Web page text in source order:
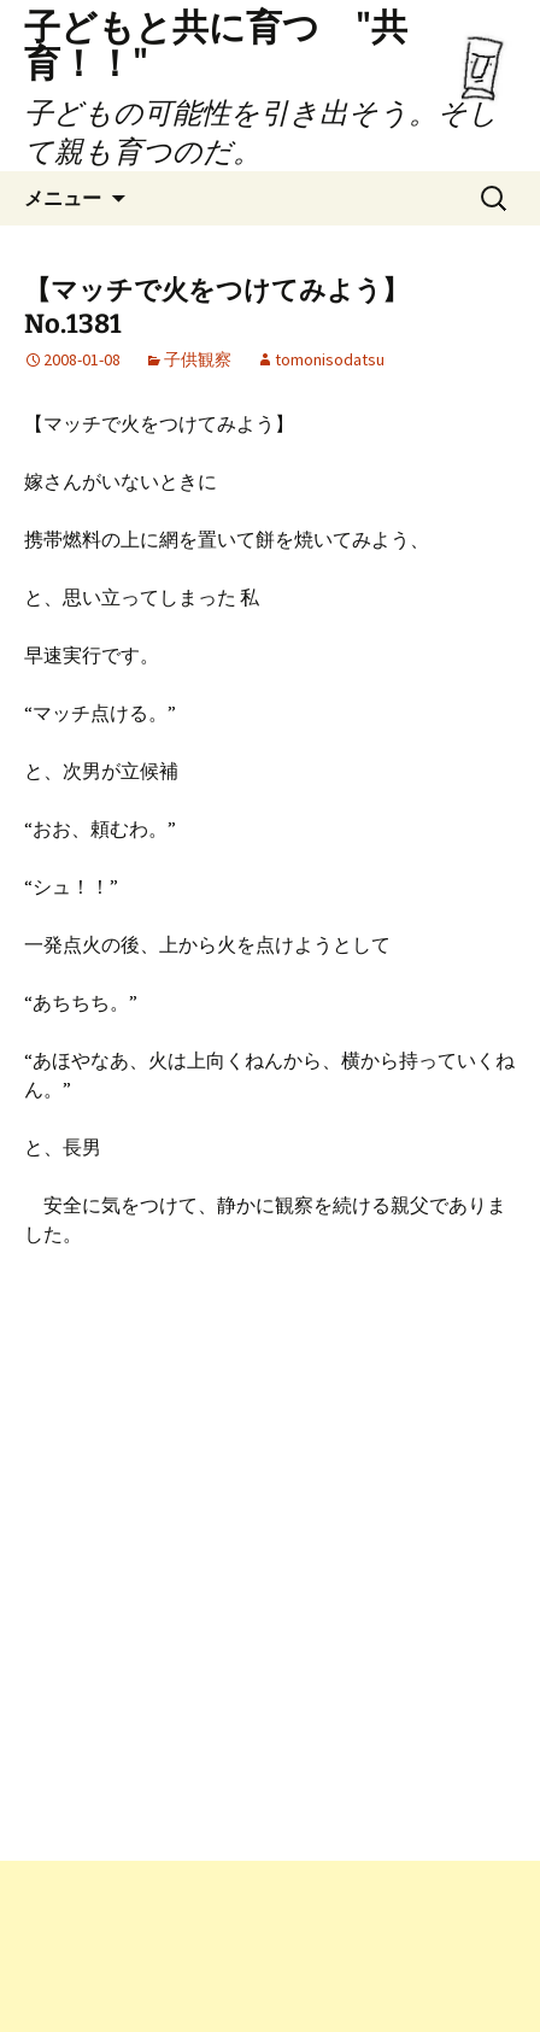
子どもと共に育つ "共
育！！"
子どもの可能性を引き出そう。そし
て親も育つのだ。
メニュー
ッ
検
索:
【マッチで火をつけてみよう】
No.1381
2008-01-08 子供観察 tomonisodatsu
【マッチで火をつけてみよう】
嫁さんがいないときに
携帯燃料の上に網を置いて餅を焼いてみよう、
と、思い立ってしまった 私
早速実行です。
“マッチ点ける。”
と、次男が立候補
“おお、頼むわ。”
“シュ！！”
一発点火の後、上から火を点けようとして
“あちちち。”
“あほやなあ、火は上向くねんから、横から持っていくね
ん。”
と、長男
安全に気をつけて、静かに観察を続ける親父でありま
した。